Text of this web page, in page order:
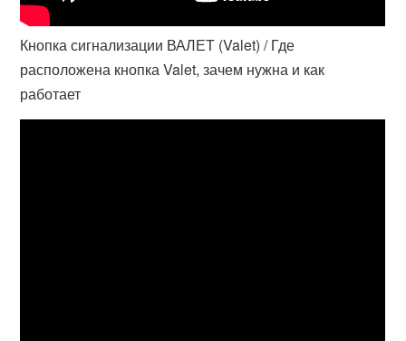
Кнопка сигнализации ВАЛЕТ (Valet) / Где
расположена кнопка Valet, зачем нужна и как
работает